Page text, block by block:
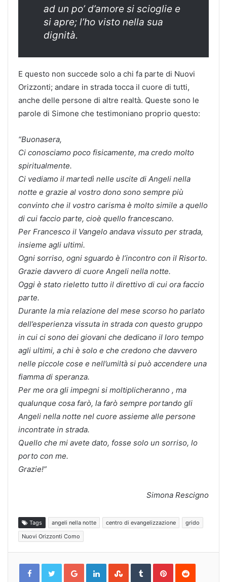
ad un po’ d’amore si scioglie e
si apre; l’ho visto nella sua
dignità.
E questo non succede solo a chi fa parte di Nuovi
Orizzonti; andare in strada tocca il cuore di tutti,
anche delle persone di altre realtà. Queste sono le
parole di Simone che testimoniano proprio questo:
“Buonasera,
Ci conosciamo poco fisicamente, ma credo molto
spiritualmente.
Ci vediamo il martedì nelle uscite di Angeli nella
notte e grazie al vostro dono sono sempre più
convinto che il vostro carisma è molto simile a quello
di cui faccio parte, cioè quello francescano.
Per Francesco il Vangelo andava vissuto per strada,
insieme agli ultimi.
Ogni sorriso, ogni sguardo è l’incontro con il Risorto.
Grazie davvero di cuore Angeli nella notte.
Oggi è stato rieletto tutto il direttivo di cui ora faccio
parte.
Durante la mia relazione del mese scorso ho parlato
dell’esperienza vissuta in strada con questo gruppo
in cui ci sono dei giovani che dedicano il loro tempo
agli ultimi, a chi è solo e che credono che davvero
nelle piccole cose e nell’umiltà si può accendere una
fiamma di speranza.
Per me ora gli impegni si moltiplicheranno , ma
qualunque cosa farò, la farò sempre portando gli
Angeli nella notte nel cuore assieme alle persone
incontrate in strada.
Quello che mi avete dato, fosse solo un sorriso, lo
porto con me.
Grazie!”
Simona Rescigno
Tags angeli nella notte centro di evangelizzazione
grido
Nuovi Orizzonti Como
Google+LinkedInStumbleUpon
TumblrPinterestReddit